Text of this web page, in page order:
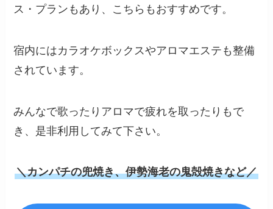
ス・プランもあり、こちらもおすすめです。
宿内にはカラオケボックスやアロマエステも整備
されています。
みんなで歌ったりアロマで疲れを取ったりもで
き、是非利用してみて下さい。
＼カンパチの兜焼き、伊勢海老の鬼殻焼きなど／